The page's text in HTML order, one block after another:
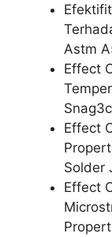
Astm
Effect
Effect
Solder
Effect